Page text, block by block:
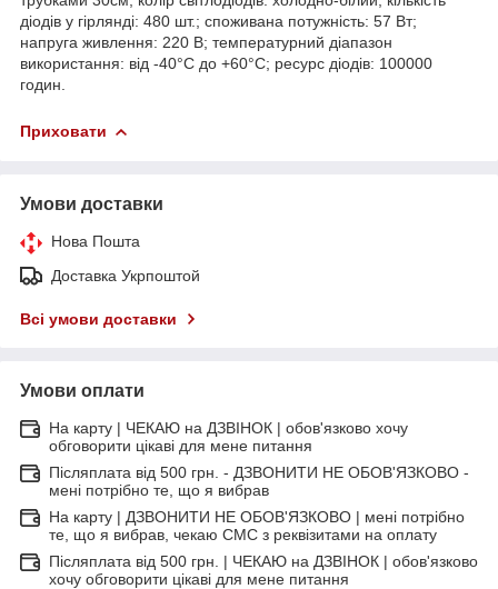
діодів у гірлянді: 480 шт.; споживана потужність: 57 Вт;
напруга живлення: 220 В; температурний діапазон
використання: від -40°С до +60°С; ресурс діодів: 100000
годин.
Приховати
Умови доставки
Нова Пошта
Доставка Укрпоштой
Всі умови доставки
Умови оплати
На карту | ЧЕКАЮ на ДЗВІНОК | обов'язково хочу
обговорити цікаві для мене питання
Післяплата від 500 грн. - ДЗВОНИТИ НЕ ОБОВ'ЯЗКОВО -
мені потрібно те, що я вибрав
На карту | ДЗВОНИТИ НЕ ОБОВ'ЯЗКОВО | мені потрібно
те, що я вибрав, чекаю СМС з реквізитами на оплату
Післяплата від 500 грн. | ЧЕКАЮ на ДЗВІНОК | обов'язково
хочу обговорити цікаві для мене питання